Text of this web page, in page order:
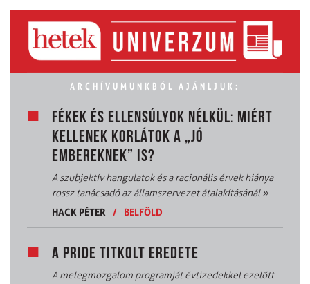
ARCHÍVUMUNKBÓL AJÁNLJUK:
FÉKEK ÉS ELLENSÚLYOK NÉLKÜL: MIÉRT
KELLENEK KORLÁTOK A „JÓ
EMBEREKNEK” IS?
A szubjektív hangulatok és a racionális érvek hiánya
rossz tanácsadó az államszervezet átalakításánál»
HACK PÉTER / BELFÖLD
A PRIDE TITKOLT EREDETE
A melegmozgalom programját évtizedekkel ezelőtt